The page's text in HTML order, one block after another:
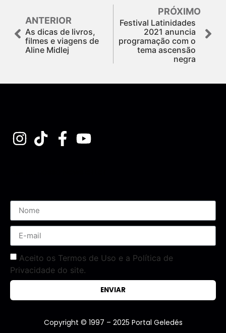
ANTERIOR
As dicas de livros,
filmes e viagens de
Aline Midlej
PRÓXIMO
Festival Latinidades
2021 anuncia
programação com o
tema ascensão
negra
Aceito os Termos de Uso e a Política de
Privacidade do site.
ENVIAR
Copyright © 1997 – 2025 Portal Geledés